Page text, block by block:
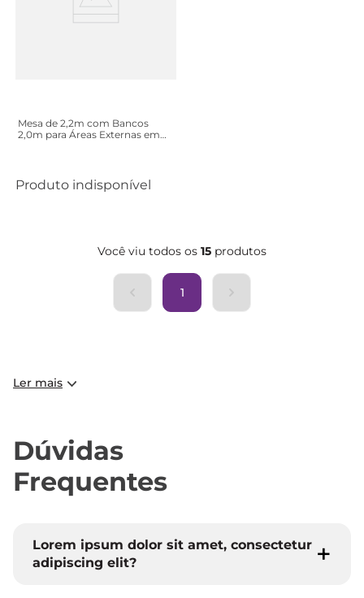
Mesa de 2,2m com Bancos
2,0m para Áreas Externas em
Produto indisponível
Você viu todos os 15 produtos
1
Ler mais
Dúvidas
Frequentes
Lorem ipsum dolor sit amet, consectetur
adipiscing elit?